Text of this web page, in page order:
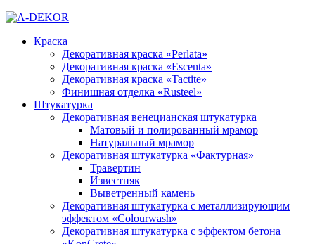
Краска
Декоративная краска «Perlata»
Декоративная краска «Escenta»
Декоративная краска «Tactite»
Финишная отделка «Rusteel»
Штукатурка
Декоративная венецианская штукатурка
Матовый и полированный мрамор
Натуральный мрамор
Декоративная штукатурка «Фактурная»
Травертин
Известняк
Выветренный камень
Декоративная штукатурка с металлизирующим
эффектом «Colourwash»
Декоративная штукатурка с эффектом бетона